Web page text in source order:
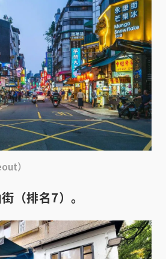
）
（排名7）。